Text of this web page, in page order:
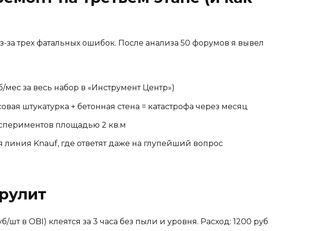
за трех фатальных ошибок. После анализа 50 форумов я вывел
за весь набор в «Инструмент Центр»)
штукатурка + бетонная стена = катастрофа через месяц
площадью 2 кв.м
линия Knauf, где ответят даже на глупейший вопрос
в OBI) клеятся за 3 часа без пыли и уровня. Расход: 1200 руб